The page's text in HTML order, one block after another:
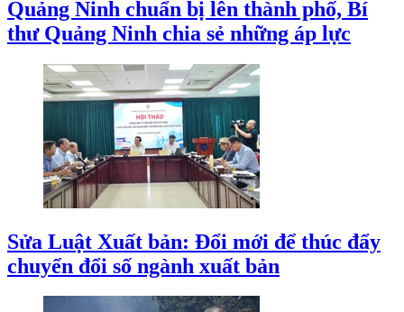
Quảng Ninh chuẩn bị lên thành phố, Bí
thư Quảng Ninh chia sẻ những áp lực
Sửa Luật Xuất bản: Đổi mới để thúc đẩy
chuyển đổi số ngành xuất bản